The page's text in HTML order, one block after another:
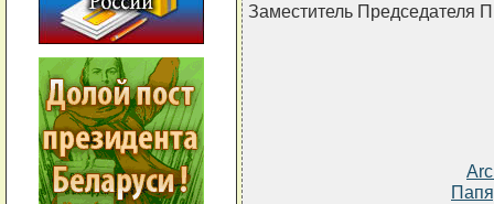
Заместитель